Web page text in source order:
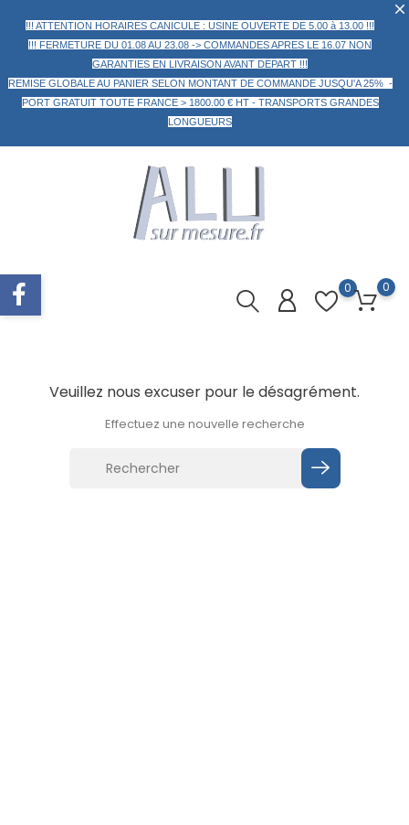
!!! ATTENTION HORAIRES CANICULE : USINE OUVERTE DE 5.00 à 13.00 !!!
!!! FERMETURE DU 01.08 AU 23.08 -> COMMANDES APRES LE 16.07 NON
GARANTIES EN LIVRAISON AVANT DEPART !!!
REMISE GLOBALE AU PANIER SELON MONTANT DE COMMANDE JUSQU'A 25% -
PORT GRATUIT TOUTE FRANCE > 1800.00 € HT - TRANSPORTS GRANDES
LONGUEURS
0 0
Veuillez nous excuser pour le désagrément.
Effectuez une nouvelle recherche